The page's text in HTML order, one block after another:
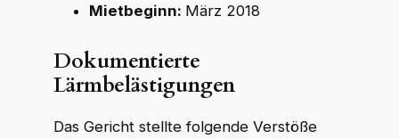
Mietbeginn: März 2018
Dokumentierte
Lärmbelästigungen
Das Gericht stellte folgende Verstöße